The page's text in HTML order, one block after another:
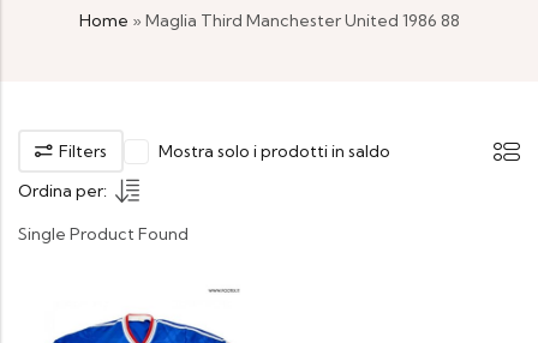
Home » Maglia Third Manchester United 1986 88
Filters
Mostra solo i prodotti in saldo
Ordina per:
Single Product Found